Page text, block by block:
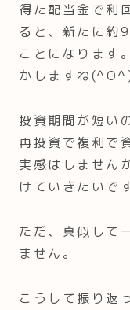
得た配当金で利
ると、新たに
ことになります
かしますね
投資期間が短い
再投資で複利で
実感はしません
けていきたいで
ただ、真似して
ません。
こうして振り返